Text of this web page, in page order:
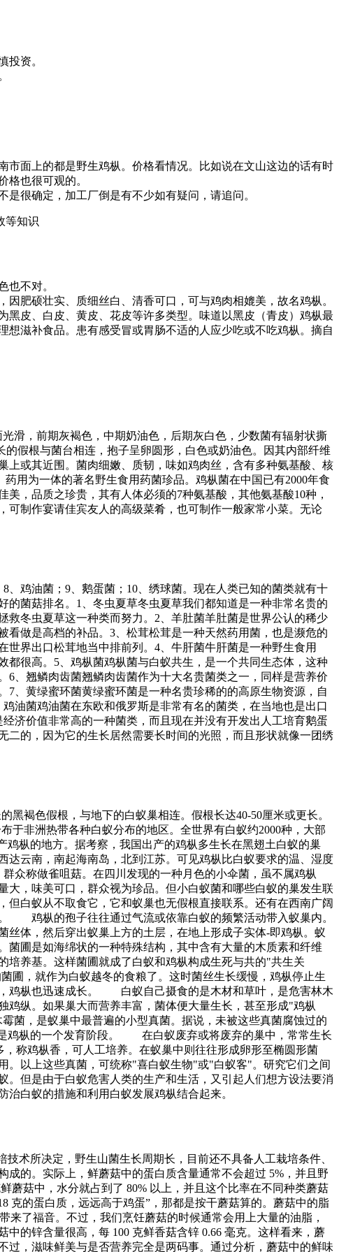
投资。
面上的都是野生鸡枞。价格看情况。比如说在文山这边的话有时
格也很可观的。
很确定，加工厂倒是有不少如有疑问，请追问。
等知识
也不对。
肥硕壮实、质细丝白、清香可口，可与鸡肉相媲美，故名鸡枞。
皮、白皮、黄皮、花皮等许多类型。味道以黑皮（青皮）鸡枞最
滋补食品。患有感受冒或胃肠不适的人应少吃或不吃鸡枞。摘自
滑，前期灰褐色，中期奶油色，后期灰白色，少数菌有辐射状撕
假根与菌台相连，抱子呈卵圆形，白色或奶油色。因其内部纤维
或其近围。菌肉细嫩、质韧，味如鸡肉丝，含有多种氨基酸、核
用为一体的著名野生食用药菌珍品。鸡枞菌在中国已有2000年食
，品质之珍贵，其有人体必须的7种氨基酸，其他氨基酸10种，
可制作宴请佳宾友人的高级菜肴，也可制作一般家常小菜。无论
鸡油菌；9、鹅蛋菌；10、绣球菌。现在人类已知的菌类就有十
菌菇排名。1、冬虫夏草冬虫夏草我们都知道是一种非常名贵的
冬虫夏草这一种类而努力。2、羊肚菌羊肚菌是世界公认的稀少
做是高档的补品。3、松茸松茸是一种天然药用菌，也是濒危的
界出口松茸地当中排前列。4、牛肝菌牛肝菌是一种野生食用
很高。5、鸡枞菌鸡枞菌与白蚁共生，是一个共同生态体，这种
、翘鳞肉齿菌翘鳞肉齿菌作为十大名贵菌类之一，同样是营养价
、黄绿蜜环菌黄绿蜜环菌是一种名贵珍稀的的高原生物资源，自
油菌鸡油菌在东欧和俄罗斯是非常有名的菌类，在当地也是出口
济价值非常高的一种菌类，而且现在并没有开发出人工培育鹅蛋
的，因为它的生长居然需要长时间的光照，而且形状就像一团绣
褐色假根，与地下的白蚁巢相连。假根长达40-50厘米或更长。
于非洲热带各种白蚁分布的地区。全世界有白蚁约2000种，大部
枞的地方。据考察，我国出产的鸡枞多生长在黑翅土白蚁的巢
云南，南起海南岛，北到江苏。可见鸡枞比白蚁要求的温、湿度
称做雀咀菇。在四川发现的一种月色的小伞菌，虽不属鸡枞
，味美可口，群众视为珍品。但小白蚁菌和哪些白蚁的巢发生联
白蚁从不取食它，它和蚁巢也无假根直接联系。还有在西南广阔
鸡枞的孢子往往通过气流或依靠白蚁的频繁活动带入蚁巢内。
体，然后穿出蚁巢上方的土层，在地上形成子实体-即鸡枞。蚁
圃是如海绵状的一种特殊结构，其中含有大量的木质素和纤维
培养基。这样菌圃就成了白蚁和鸡枞构成生死与共的"共生关
，就作为白蚁越冬的食粮了。这时菌丝生长缓慢，鸡枞停止生
，鸡枞也迅速成长。 白蚁自己摄食的是木材和草叶，是危害林木
纵。如果巢大而营养丰富，菌体便大量生长，甚至形成"鸡枞
，是蚁巢中最普遍的小型真菌。据说，未被这些真菌腐蚀过的
鸡枞的一个发育阶段。 在白蚁废弃或将废弃的巢中，常常生长
称鸡枞香，可人工培养。在蚁巢中则往往形成卵形至椭圆形菌
。以上这些真菌，可统称"喜白蚁生物"或"白蚁客"。研究它们之间
但是由于白蚁危害人类的生产和生活，又引起人们想方设法要消
白蚁的措施和利用白蚁发展鸡枞结合起来。
术所决定，野生山菌生长周期长，目前还不具备人工栽培条件、
的。实际上，鲜蘑菇中的蛋白质含量通常不会超过 5%，并且野
蘑菇中，水分就占到了 80% 以上，并且这个比率在不同种类蘑菇
克的蛋白质，远远高于鸡蛋”，那都是按干蘑菇算的。蘑菇中的脂
了福音。不过，我们烹饪蘑菇的时候通常会用上大量的油脂，
的锌含量很高，每 100 克鲜香菇含锌 0.66 毫克。这样看来，蘑
，滋味鲜美与是否营养完全是两码事。通过分析，蘑菇中的鲜味